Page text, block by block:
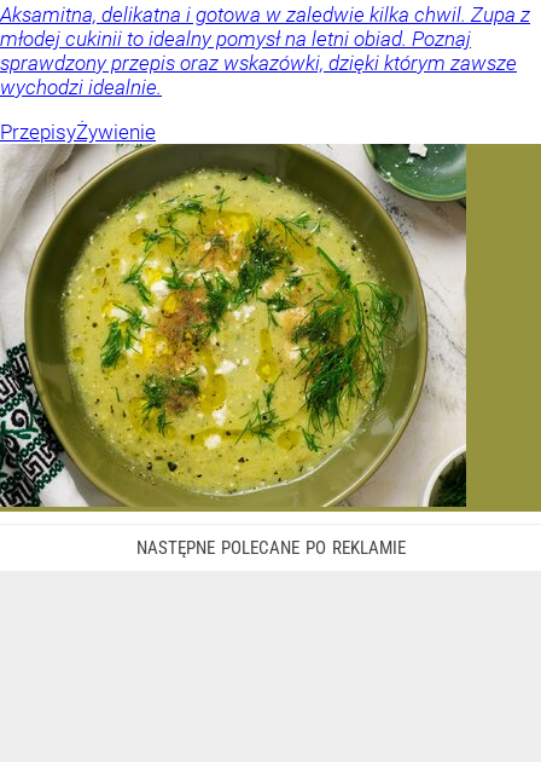
Aksamitna, delikatna i gotowa w zaledwie kilka chwil. Zupa z
młodej cukinii to idealny pomysł na letni obiad. Poznaj
sprawdzony przepis oraz wskazówki, dzięki którym zawsze
wychodzi idealnie.
PrzepisyŻywienie